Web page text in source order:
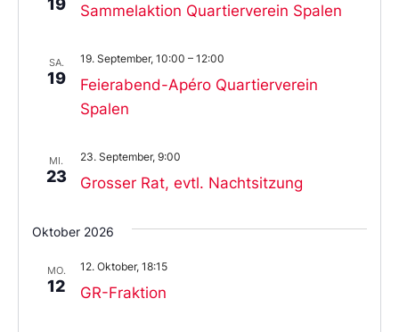
19 Sammelaktion Quartierverein Spalen
SA.
19
Feierabend-Apéro Quartierverein
Spalen
19. September, 10:00 – 12:00
MI.
23 Grosser Rat, evtl. Nachtsitzung
23. September, 9:00
Oktober 2026
MO.
12 GR-Fraktion
12. Oktober, 18:15